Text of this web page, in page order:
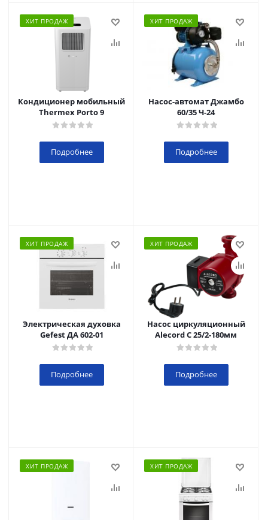
ХИТ ПРОДАЖ
Кондиционер мобильный
Thermex Porto 9
Подробнее
ХИТ ПРОДАЖ
Насос-автомат Джамбо
60/35 Ч-24
Подробнее
ХИТ ПРОДАЖ
Электрическая духовка
Gefest ДА 602-01
Подробнее
ХИТ ПРОДАЖ
Насос циркуляционный
Alecord C 25/2-180мм
Подробнее
ХИТ ПРОДАЖ ХИТ ПРОДАЖ